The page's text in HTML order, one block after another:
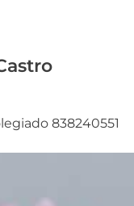
838240551